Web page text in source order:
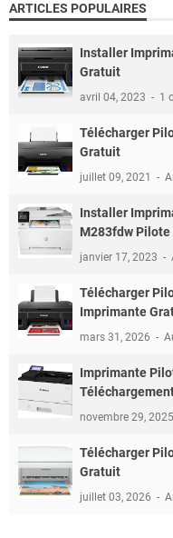
ARTICLES POPULAIRES
Installer
Gratuit
avril 04, 2023 1
Télécharger
Gratuit
juillet 09, 2021
Installer
M283fdw Pilote
janvier 17, 2023
Télécharger
Imprimante
mars 31, 2026
Imprimante
novembre 29, 2025
Télécharger
Gratuit
juillet 03, 2026